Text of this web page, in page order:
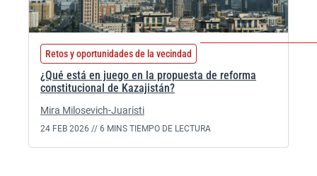
Retos y oportunidades de la vecindad
¿Qué está en juego en la propuesta de reforma
constitucional de Kazajistán?
Mira Milosevich-Juaristi
24 FEB 2026 // 6 MINS TIEMPO DE LECTURA